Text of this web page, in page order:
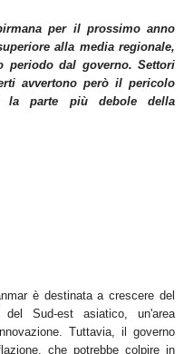
per il prossimo anno
alla media regionale,
periodo dal governo. Settori
avvertono però il pericolo
la parte più debole della
è destinata a crescere del
Sud-est asiatico, un'area
Tuttavia, il governo
che potrebbe colpire in